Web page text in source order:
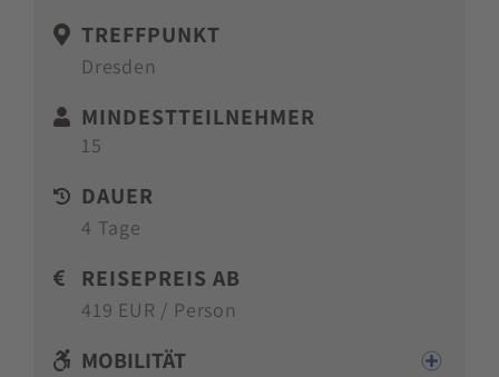
TREFFPUNKT
Dresden
MINDESTTEILNEHMER
15
DAUER
4 Tage
REISEPREIS AB
419 EUR / Person
MOBILITÄT